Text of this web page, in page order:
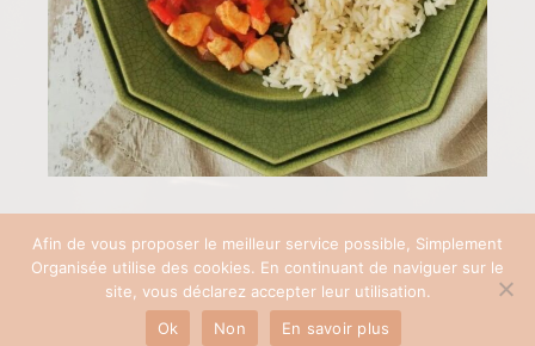
COPYRIGHT © 2026 SIMPLEMENT ORGANISÉE | SITE RÉALISÉ AVEC ♡ PAR
PAULINEB'COM
Afin de vous proposer le meilleur service possible, Simplement
Organisée utilise des cookies. En continuant de naviguer sur le
site, vous déclarez accepter leur utilisation.
Ok
Non En savoir plus